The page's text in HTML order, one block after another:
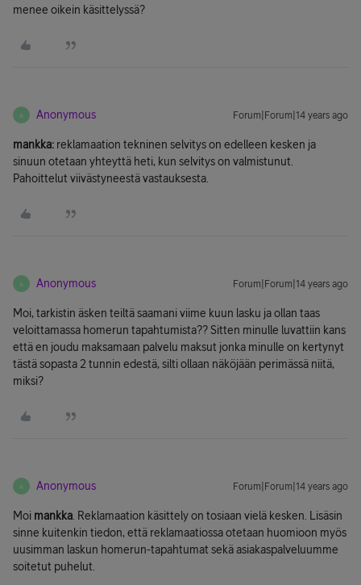
menee oikein käsittelyssä?
A Anonymous Forum|Forum|14 years ago
mankka: reklamaation tekninen selvitys on edelleen kesken ja
sinuun otetaan yhteyttä heti, kun selvitys on valmistunut.
Pahoittelut viivästyneestä vastauksesta.
A Anonymous Forum|Forum|14 years ago
Moi, tarkistin äsken teiltä saamani viime kuun lasku ja ollan taas
veloittamassa homerun tapahtumista?? Sitten minulle luvattiin kans
että en joudu maksamaan palvelu maksut jonka minulle on kertynyt
tästä sopasta 2 tunnin edestä, silti ollaan näköjään perimässä niitä,
miksi?
A Anonymous Forum|Forum|14 years ago
Moi mankka . Reklamaation käsittely on tosiaan vielä kesken. Lisäsin
sinne kuitenkin tiedon, että reklamaatiossa otetaan huomioon myös
uusimman laskun homerun-tapahtumat sekä asiakaspalveluumme
soitetut puhelut.